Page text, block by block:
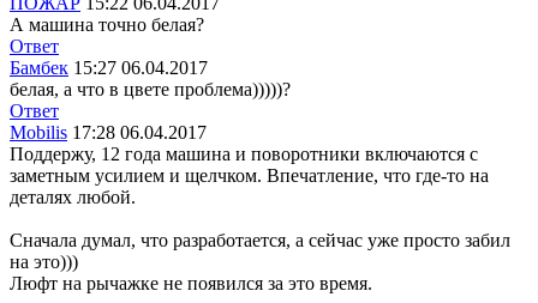
А машина точно белая?
Ответ
Бамбек 15:27 06.04.2017
белая, а что в цвете проблема)))))?
Ответ
Mobilis 17:28 06.04.2017
Поддержу, 12 года машина и поворотники включаются с
заметным усилием и щелчком. Впечатление, что где-то на
деталях любой.
Сначала думал, что разработается, а сейчас уже просто забил
на это)))
Люфт на рычажке не появился за это время.